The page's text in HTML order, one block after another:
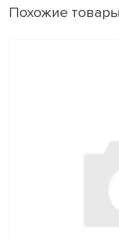
Похожие товары